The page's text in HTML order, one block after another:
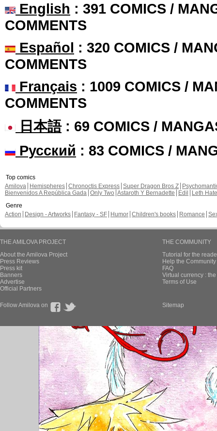
English : 391 COMICS /
COMMENTS
Español : 320 COMICS /
COMMENTS
Français : 1009 COMICS /
COMMENTS
日本語: 69 COMICS /
Русский : 83 COMICS /
Top comics
Amilova
Hemispheres Chronoctis Express Super Dragon Bros Z
Bienvenidos A República Gada Only Two Astaroth Y Bernadette Edil
Leth Hate
Genre
Action
Design - Artworks Fantasy - SF Humor Children's books Romance
THE AMILOVA PROJECT
About the Amilova Project
Press Reviews
Press kit
Banners
Advertise
Official Partners
THE COMMUNITY
Tutorial for the
Help the
FAQ
Virtual currency :
Terms of Use
Follow Amilova on Sitemap